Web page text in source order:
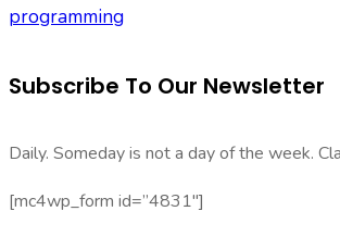
programming
Subscribe To Our Newsletter
Daily. Someday is not a day of the week.
[mc4wp_form id=”4831″]